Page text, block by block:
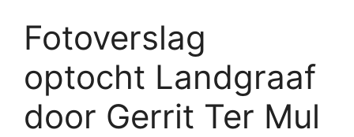
Fotoverslag
optocht Landgraaf
door Gerrit Ter Mul